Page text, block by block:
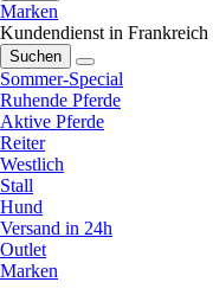
Marken
Kundendienst in Frankreich
Suchen
Sommer-Special
Ruhende Pferde
Aktive Pferde
Reiter
Westlich
Stall
Hund
Versand in 24h
Outlet
Marken